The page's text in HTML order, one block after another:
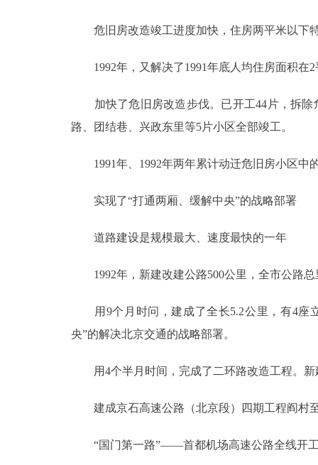
危旧房改造竣工进度加快，住房两平米以下
1992年，又解决了1991年底人均住房面积在2
加快了危旧房改造步伐。已开工44片，拆除
路、团结巷、兴政东里等5片小区全部竣工。
1991年、1992年两年累计动迁危旧房小区中
实现了“打通两厢、缓解中央”的战略部署
道路建设是规模最大、速度最快的一年
1992年，新建改建公路500公里，全市公路总
用9个月时问，建成了全长5.2公里，有4座
央”的解决北京交通的战略部署。
用4个半月时间，完成了二环路改造工程。新
建成京石高速公路（北京段）四期工程阎村
“国门第一路”――首都机场高速公路全线开工